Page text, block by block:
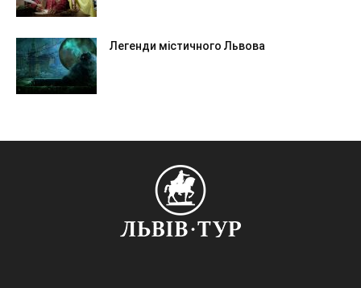
Легенди містичного Львова